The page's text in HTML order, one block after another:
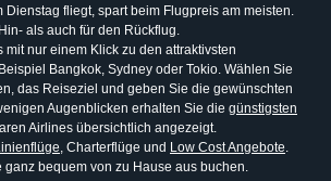
Dienstag fliegt, spart beim Flugpreis am meisten.
als auch für den Rückflug.
mit nur einem Klick zu den attraktivsten
Bangkok, Sydney oder Tokio. Wählen Sie
das Reiseziel und geben Sie die gewünschten
Augenblicken erhalten Sie die günstigsten
Airlines übersichtlich angezeigt.
, Charterflüge und Low Cost Angebote.
ganz bequem von zu Hause aus buchen.